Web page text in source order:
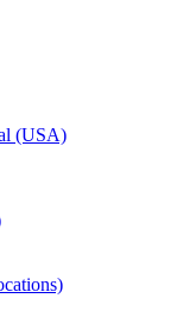
(USA)